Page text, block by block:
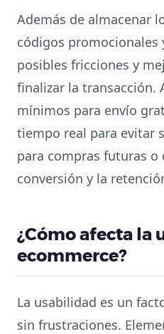
Además de almacenar
códigos
posibles fricciones y
finalizar la transacción.
mínimos para envío
tiempo real para evitar
para compras futuras
conversión y la
¿Cómo afecta la
ecommerce?
La usabilidad es un
sin frustraciones.